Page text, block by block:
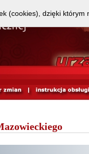
(cookies), dzięki którym